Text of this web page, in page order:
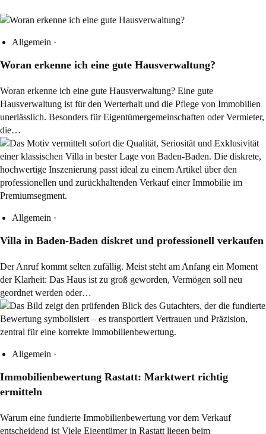
Allgemein ·
Woran erkenne ich eine gute Hausverwaltung?
Woran erkenne ich eine gute Hausverwaltung? Eine gute
Hausverwaltung ist für den Werterhalt und die Pflege von Immobilien
unerlässlich. Besonders für Eigentümergemeinschaften oder Vermieter,
die…
Allgemein ·
Villa in Baden-Baden diskret und professionell verkaufen
Der Anruf kommt selten zufällig. Meist steht am Anfang ein Moment
der Klarheit: Das Haus ist zu groß geworden, Vermögen soll neu
geordnet werden oder…
Allgemein ·
Immobilienbewertung Rastatt: Marktwert richtig
ermitteln
Warum eine fundierte Immobilienbewertung vor dem Verkauf
entscheidend ist Viele Eigentümer in Rastatt liegen beim